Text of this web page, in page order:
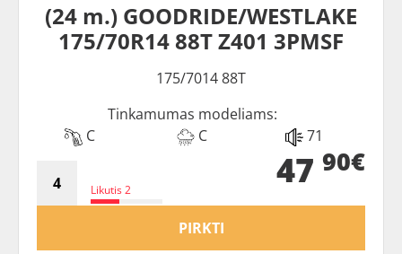
(24 m.) GOODRIDE/WESTLAKE
175/70R14 88T Z401 3PMSF
175/7014 88T
Tinkamumas modeliams:
C
C 71
Likutis 2 47 90€
PIRKTI